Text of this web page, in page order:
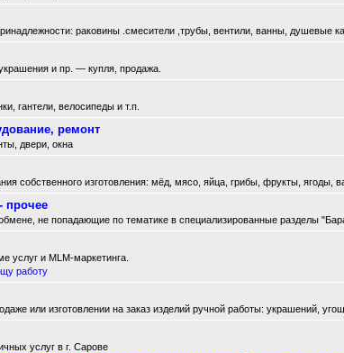
раковины .смесители ,трубы, вентили, ванны, душевые
и пр. — купля, продажа.
гантели, велосипеды и т.п.
ремонт
двери, окна
собственного изготовления: мёд, мясо, яйца, грибы, фрукты, ягоды,
прочее
не попадающие по тематике в специализированные разделы
услуг и MLM-маркетинга.
работу
или изготовлении на заказ изделий ручной работы: украшений,
услуг в г. Сарове